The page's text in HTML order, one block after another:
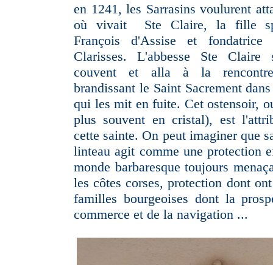
en 1241, les Sarrasins voulurent
où vivait Ste Claire, la fille
François d'Assise et
Clarisses. L'abbesse Ste
couvent et alla à la
brandissant le Saint Sacrement
qui les mit en fuite. Cet ostensoir,
plus souvent en cristal), est
cette sainte. On peut imaginer que
linteau agit comme une protection
monde barbaresque toujours
les côtes corses, protection dont
familles bourgeoises dont la
commerce et de la navigation ...